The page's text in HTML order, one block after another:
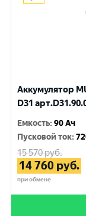
Аккумулятор
D31
Емкость:90 Ач
Пусковой ток:
15 570руб.
14 760 руб.
при обмене